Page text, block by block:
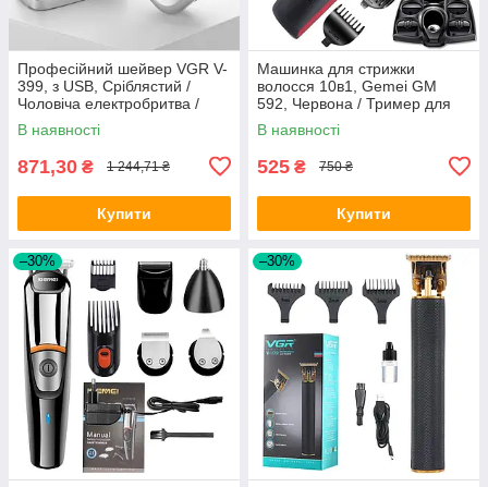
Професійний шейвер VGR V-
399, з USB, Сріблястий /
Чоловіча електробритва /
Портативна акумуляторна
бритва
В наявності
871,30 ₴ 1 244,71 ₴
Купити
Машинка для стрижки
волосся 10в1, Gemei GM
592, Червона / Тример для
стрижки вусів, бороди /
Електробритва
В наявності
525 ₴ 750 ₴
Купити
–30% –30%